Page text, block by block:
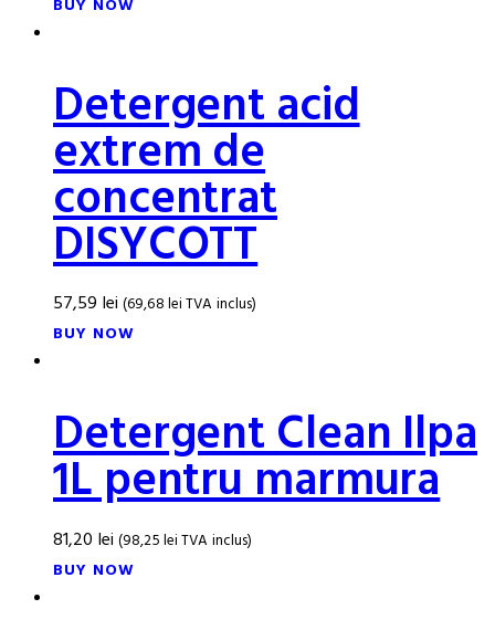
BUY NOW
Detergent acid
extrem de
concentrat
DISYCOTT
57,59 lei (69,68 lei TVA inclus)
BUY NOW
Detergent Clean Ilpa
1L pentru marmura
81,20 lei (98,25 lei TVA inclus)
BUY NOW